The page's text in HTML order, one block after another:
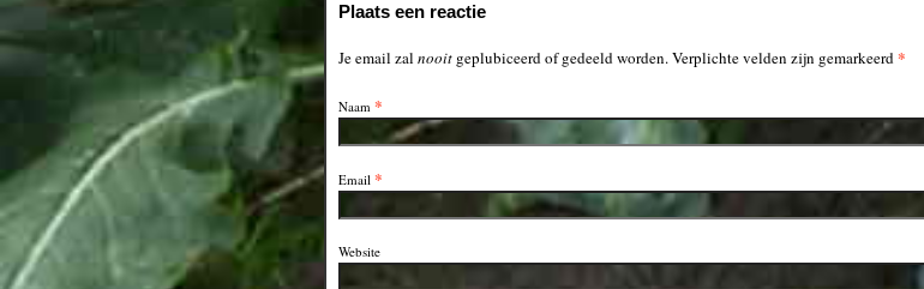
Plaats een reactie
Je email zal nooit geplubiceerd of gedeeld worden. Verplichte velden zijn gemarkeerd*
Naam *
Email *
Website